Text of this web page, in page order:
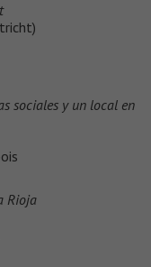
sociales y un local en
Rioja